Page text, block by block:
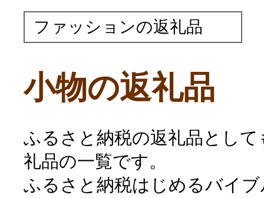
ファッションの返礼品
小物の返礼品
ふるさと納税の返礼品とし
礼品の一覧です。
ふるさと納税はじめるバイ